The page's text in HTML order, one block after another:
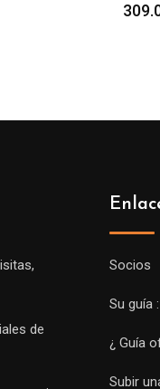
de
Socios
Su guía
¿ Guía
Subir